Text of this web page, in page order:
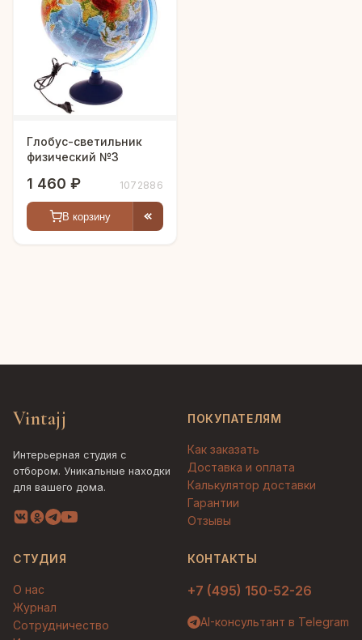
Глобус-светильник
физический №3
1 460 ₽ 1072886
В корзину
Vintajj
Интерьерная студия с
отбором. Уникальные находки
для вашего дома.
ПОКУПАТЕЛЯМ
Как заказать
Доставка и оплата
Калькулятор доставки
Гарантии
Отзывы
СТУДИЯ
О нас
Журнал
Сотрудничество
КОНТАКТЫ
+7 (495) 150-52-26
AI-консультант в Telegram